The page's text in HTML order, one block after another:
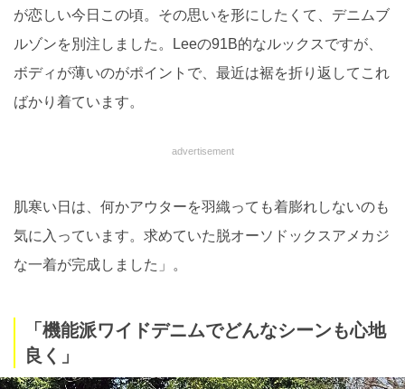
が恋しい今日この頃。その思いを形にしたくて、デニムブ
ルゾンを別注しました。Leeの91B的なルックスですが、
ボディが薄いのがポイントで、最近は裾を折り返してこれ
ばかり着ています。
advertisement
肌寒い日は、何かアウターを羽織っても着膨れしないのも
気に入っています。求めていた脱オーソドックスアメカジ
な一着が完成しました」。
「機能派ワイドデニムでどんなシーンも心地
良く」